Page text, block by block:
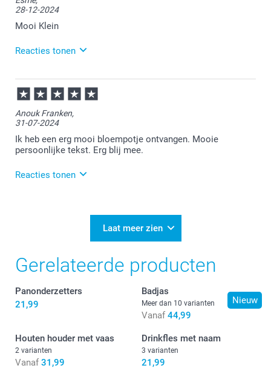
van!
28-12-2024
Mooi Klein
Reacties tonen
31-12-2024
10:25
Bedankt voor je bericht.
Veel plezier van de bloempot!
Anouk Franken,
31-07-2024
Ik heb een erg mooi bloempotje ontvangen. Mooie
persoonlijke tekst. Erg blij mee.
Reacties tonen
Wat leuk om te horen dat je blij bent met je
Laat meer zien
Gerelateerde producten
Panonderzetters
21,99
Nieuw
Badjas
Meer dan 10 varianten
Vanaf 44,99
Houten houder met vaas
2 varianten
Vanaf 31,99
Drinkfles met naam
3 varianten
21,99